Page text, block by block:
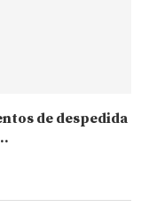
de despedida